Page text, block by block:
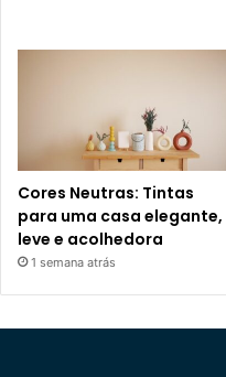
Cores Neutras: Tintas
para uma casa elegante,
leve e acolhedora
1 semana atrás